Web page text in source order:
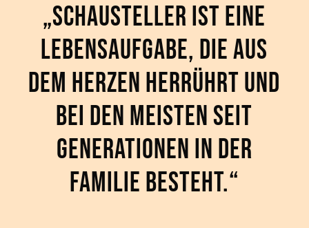
„Schausteller ist eine
Lebensaufgabe, die aus
dem Herzen herrührt und
bei den meisten seit
Generationen in der
Familie besteht.“